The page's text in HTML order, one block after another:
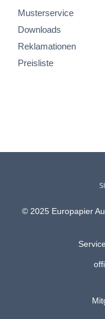
Musterservice
Downloads
Reklamationen
Preisliste
© 2025 Europapier